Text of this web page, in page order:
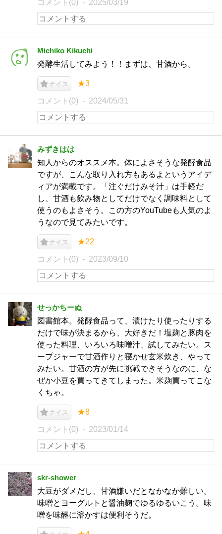
コメント(0) 2025/03/19
Michiko Kikuchi
発酵生活してみよう！！まずは、甘酒から。
ナイス ★3
コメント(0) 2024/05/31
みずきはは
知人からのオススメ本。体によさそうな発酵食品
ですが、こんな取り入れ方もあるよというアイデ
ィアが満載です。「注ぐだけみそ汁」は手軽だ
し、甘酒も飲み物としてだけでなく調味料として
使うのもよさそう。この方のYouTubeも人気のよ
うなので見てみたいです。
ナイス ★22
コメント(0) 2023/09/10
せっかちーぬ
図書館本。発酵食品って、漬けたり使ったりする
だけで味が決まるから、大好きだ！塩麹と豚肉を
使った料理、いろいろ味噌汁、試してみたい。ス
ープジャーで甘酒作りと寝かせ玄米炊き、やって
みたい。甘酒の方が先に挑戦できそうなのに、な
ぜか小豆を買ってきてしまった。米麹買ってこな
くちゃ。
ナイス ★8
コメント(0) 2023/01/14
skr-shower
大豆がダメだし、甘酒嫌いだとなかなか難しい。
味噌とヨーグルトと醤油麹でゆるゆるいこう。味
噌を味醂に溶かすは便利そうだ。